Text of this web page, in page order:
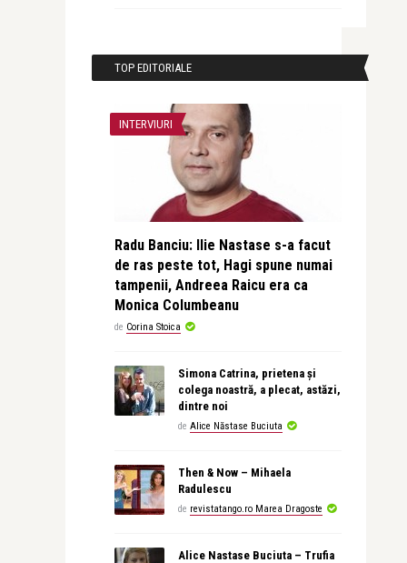
TOP EDITORIALE
INTERVIURI
Radu Banciu: Ilie Nastase s-a facut
de ras peste tot, Hagi spune numai
tampenii, Andreea Raicu era ca
Monica Columbeanu
de Corina Stoica
Simona Catrina, prietena și
colega noastră, a plecat, astăzi,
dintre noi
de Alice Năstase Buciuta
Then & Now – Mihaela
Radulescu
de revistatango.ro Marea Dragoste
Alice Nastase Buciuta – Trufia